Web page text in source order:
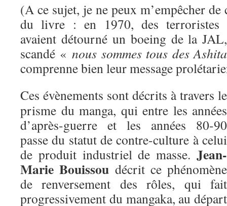
(A ce sujet, je ne peux m’empêcher de
du livre : en 1970, des terroristes
avaient détourné un boeing de la
scandé «nous sommes tous des
comprenne bien leur message
Ces évènements sont décrits à travers le
prisme du manga, qui entre les années
d’après-guerre et les années 80-90
passe du statut de contre-culture à celui
de produit industriel de masse. Jean-
Marie Bouissou décrit ce phénomène
de renversement des rôles, qui fait
progressivement du mangaka, au départ